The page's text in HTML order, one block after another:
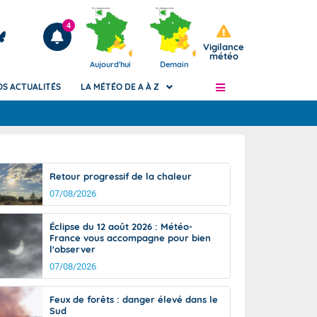
Articles
4
Aujourd'hui Demain
Vigilance
météo
de
Phénomènes dangereux de J+2 à J+7
Avertissement pluies intenses à l'échelle
des communes (Apic)
Bulletins Marine
Bulletins d'estimation du risque
d'avalanche
Météo des forêts
Vigicrues
ACTUALITÉS LA MÉTÉO DE A À Z
Retour progressif de la chaleur
07/08/2026
Éclipse du 12 août 2026 : Météo-
France vous accompagne pour bien
l'observer
07/08/2026
Feux de forêts : danger élevé dans le
Sud